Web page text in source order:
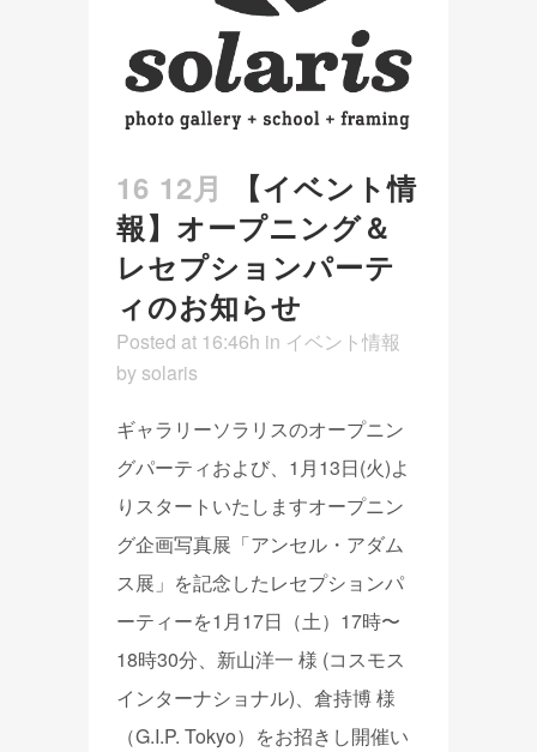
16 12月
【イベント情
報】オープニング＆
レセプションパーテ
ィのお知らせ
Posted at 16:46h in イベント情報
by solaris
ギャラリーソラリスのオープニン
グパーティおよび、1月13日(火)よ
りスタートいたしますオープニン
グ企画写真展「アンセル・アダム
ス展」を記念したレセプションパ
ーティーを1月17日（土）17時〜
18時30分、新山洋一 様 (コスモス
インターナショナル)、倉持博 様
（G.I.P. Tokyo）をお招きし開催い